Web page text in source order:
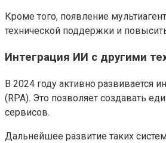
Кроме того, появление
технической поддержки и
Интеграция ИИ с другими
В 2024 году активно развивается
(RPA). Это позволяет создавать
сервисов.
Дальнейшее развитие таких